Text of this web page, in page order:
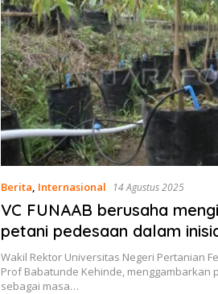
Berita, Internasional 14 Agustus 2025
VC FUNAAB berusaha
petani pedesaan dalam
digital
Wakil Rektor Universitas Negeri Pertanian
Prof Babatunde Kehinde, menggambarkan
sebagai masa…